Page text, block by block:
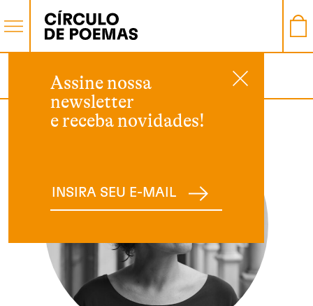
Assine nossa
newsletter
e receba novidades!